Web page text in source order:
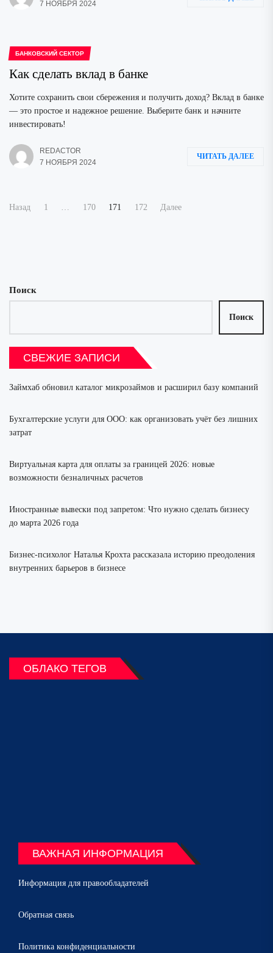
7 НОЯБРЯ 2024
БАНКОВСКИЙ СЕКТОР
Как сделать вклад в банке
Хотите сохранить свои сбережения и получить доход? Вклад в банке
— это простое и надежное решение. Выберите банк и начните
инвестировать!
REDACTOR
7 НОЯБРЯ 2024
ЧИТАТЬ ДАЛЕЕ
Пагинация
Назад 1 170 171 172 Далее
Поиск
Поиск
СВЕЖИЕ ЗАПИСИ
Займхаб обновил каталог микрозаймов и расширил базу компаний
Бухгалтерские услуги для ООО: как организовать учёт без лишних
затрат
Виртуальная карта для оплаты за границей 2026: новые
возможности безналичных расчетов
Иностранные вывески под запретом: Что нужно сделать бизнесу
до марта 2026 года
Бизнес-психолог Наталья Крохта рассказала историю преодоления
внутренних барьеров в бизнесе
ОБЛАКО ТЕГОВ
ВАЖНАЯ ИНФОРМАЦИЯ
Информация для правообладателей
Обратная связь
Политика конфиденциальности